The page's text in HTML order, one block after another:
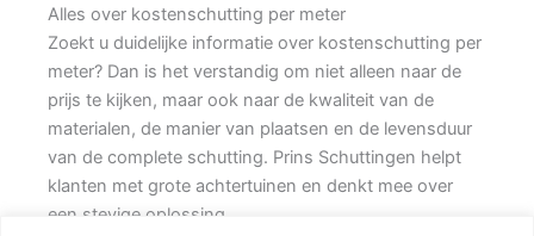
Alles over kostenschutting per meter
Zoekt u duidelijke informatie over kostenschutting per
meter? Dan is het verstandig om niet alleen naar de
prijs te kijken, maar ook naar de kwaliteit van de
materialen, de manier van plaatsen en de levensduur
van de complete schutting. Prins Schuttingen helpt
klanten met grote achtertuinen en denkt mee over
een stevige oplossing.